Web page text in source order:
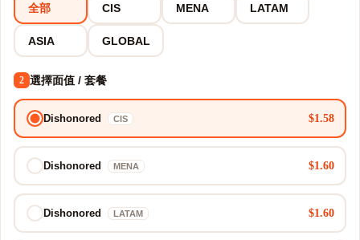
全部 CIS MENA LATAM
ASIA GLOBAL
2 選擇面值 / 套餐
Dishonored CIS $1.58
Dishonored MENA $1.60
Dishonored LATAM $1.60